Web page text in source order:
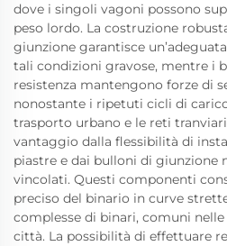
dove i singoli vagoni possono
peso lordo. La costruzione
giunzione garantisce
tali condizioni gravose, mentre i
resistenza mantengono forze di
nonostante i ripetuti cicli di
trasporto urbano e le reti
vantaggio dalla flessibilità di
piastre e dai bulloni di giunzione
vincolati. Questi componenti
preciso del binario in curve
complesse di binari, comuni
città. La possibilità di effettuare